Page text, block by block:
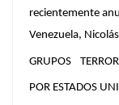
recientemente
Venezuela,
GRUPOS
POR ESTADOS